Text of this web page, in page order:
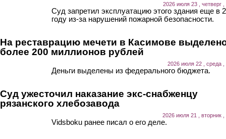
2026 июля 23 , четверг ,
Суд запретил эксплуатацию этого здания еще в
году из-за нарушений пожарной безопасности.
На реставрацию мечети в Касимове
более 200 миллионов рублей
2026 июля 22 , среда ,
Деньги выделены из федерального бюджета.
Суд ужесточил наказание экс-снабженцу
рязанского хлебозавода
2026 июля 21 , вторник ,
Vidsboku ранее писал о его деле.